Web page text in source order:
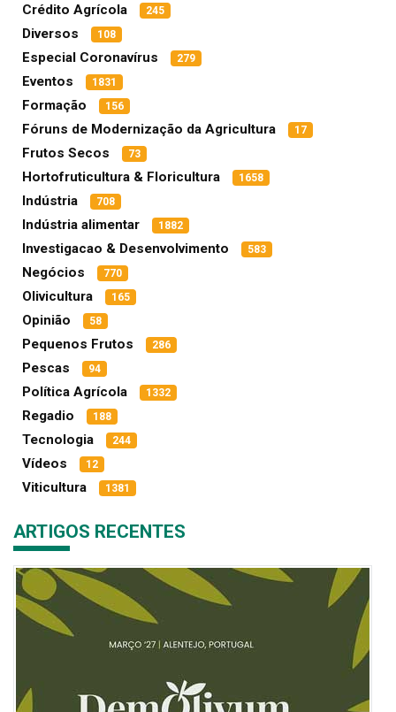
Crédito Agrícola 245
Diversos 108
Especial Coronavírus 279
Eventos 1831
Formação 156
Fóruns de Modernização da Agricultura 17
Frutos Secos 73
Hortofruticultura & Floricultura 1658
Indústria 708
Indústria alimentar 1882
Investigacao & Desenvolvimento 583
Negócios 770
Olivicultura 165
Opinião 58
Pequenos Frutos 286
Pescas 94
Política Agrícola 1332
Regadio 188
Tecnologia 244
Vídeos 12
Viticultura 1381
ARTIGOS RECENTES